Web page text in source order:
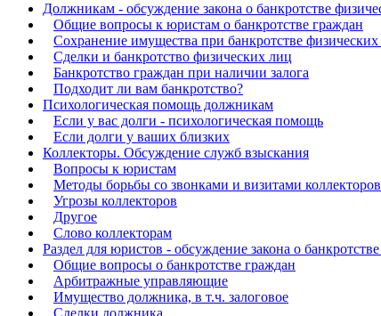
Должникам - обсуждение закона о банкротстве
Общие вопросы к юристам о банкротстве граждан
Сохранение имущества при банкротстве
Сделки и банкротство физических лиц
Банкротство граждан при наличии залога
Подходит ли вам банкротство?
Психологическая помощь должникам
Если у вас долги - психологическая помощь
Если долги у ваших близких
Коллекторы. Обсуждение служб взыскания
Вопросы к юристам
Методы борьбы со звонками и визитами коллекторов
Угрозы коллекторов
Другое
Слово коллекторам
Раздел для юристов - обсуждение закона о
Общие вопросы о банкротстве граждан
Арбитражные управляющие
Имущество должника, в т.ч. залоговое